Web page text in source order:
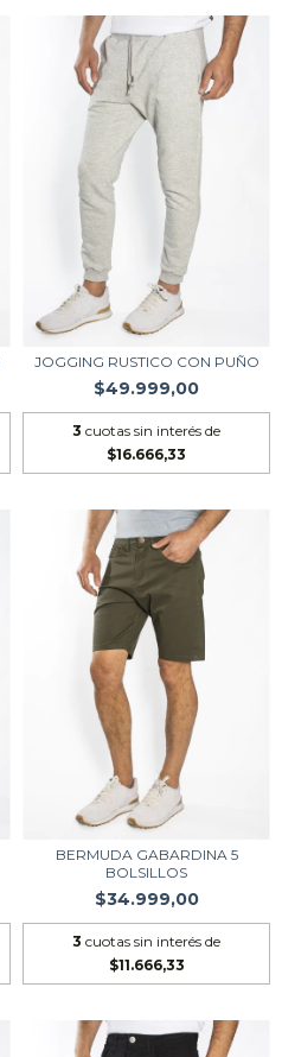
JOGGING RUSTICO CON PUÑO
$49.999,00
3 cuotas sin interés de
$16.666,33
BERMUDA GABARDINA 5
BOLSILLOS
$34.999,00
3 cuotas sin interés de
$11.666,33